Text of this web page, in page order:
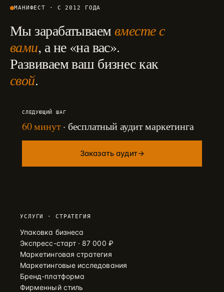
МАНИФЕСТ · С 2012 ГОДА
Мы зарабатываемвместе с
вами, а не «на вас».
Развиваем ваш бизнес как
свой.
СЛЕДУЮЩИЙ ШАГ
60 минут· бесплатный аудит маркетинга
Заказать аудит→
УСЛУГИ · СТРАТЕГИЯ
Упаковка бизнеса
Экспресс-старт · 87 000 ₽
Маркетинговая стратегия
Маркетинговые исследования
Бренд-платформа
Фирменный стиль